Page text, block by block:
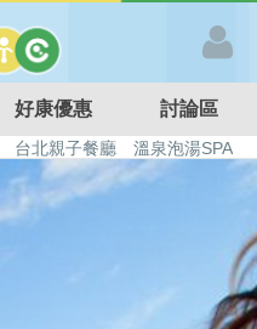
好康優惠 討論區
台北親子餐廳
溫泉泡湯SPA
日本親子景點